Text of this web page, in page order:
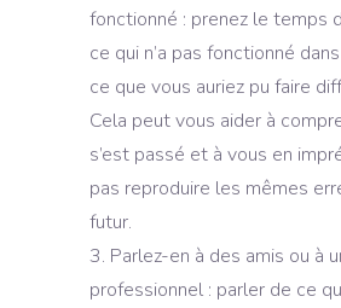
fonctionné : prenez le temps
ce qui n’a pas fonctionné
ce que vous auriez pu faire
Cela peut vous aider à
s’est passé et à vous en
pas reproduire les mêmes
futur.
Parlez-en à des amis ou à
professionnel : parler de ce